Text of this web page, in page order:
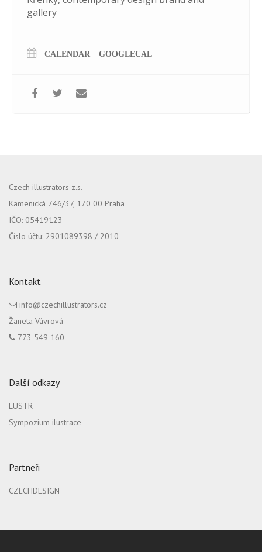
gallery
CALENDAR GOOGLECAL
Czech illustrators z.s.
Kamenická 746/37, 170 00 Praha
IČO: 05419123
Číslo účtu: 2901089398 / 2010
Kontakt
info@czechillustrators.cz
Žaneta Vávrová
773 549 160
Další odkazy
LUSTR
Sympozium ilustrace
Partneři
CZECHDESIGN